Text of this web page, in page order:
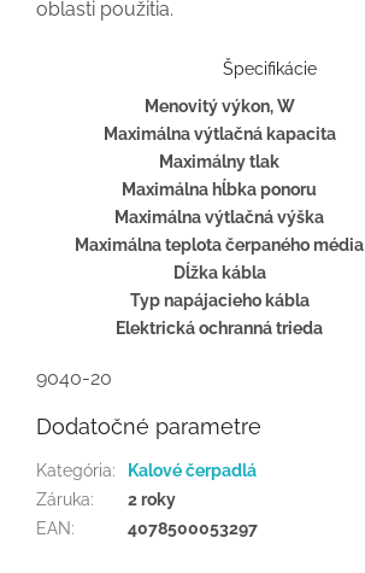
oblasti použitia.
Špecifikácie
Menovitý výkon, W
Maximálna výtlačná kapacita
Maximálny tlak
Maximálna hĺbka ponoru
Maximálna výtlačná výška
Maximálna teplota čerpaného média
Dĺžka kábla
Typ napájacieho kábla
Elektrická ochranná trieda
9040-20
Dodatočné parametre
Kategória:
Kalové čerpadlá
Záruka:
2 roky
EAN: 4078500053297